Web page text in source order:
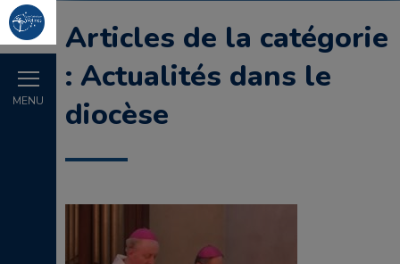
MENU
Articles de la catégorie
: Actualités dans le
diocèse